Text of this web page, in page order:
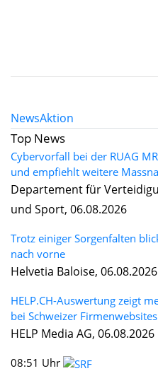
NewsAktion
Top News
Cybervorfall bei der RUAG
und empfiehlt weitere
Departement für
und Sport, 06.08.2026
Trotz einiger Sorgenfalten
nach vorne
Helvetia Baloise, 06.08.2026
HELP.CH-Auswertung zeigt
bei Schweizer Firmenwebsites
HELP Media AG, 06.08.2026
08:51 Uhr